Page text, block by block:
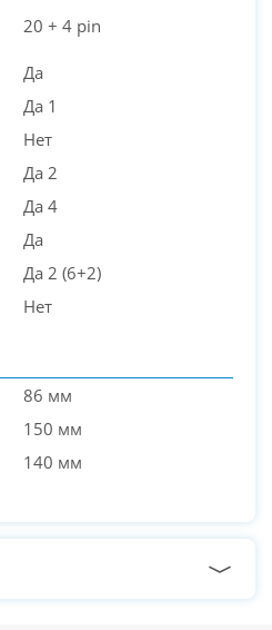
20 + 4 pin
Да
Да 1
Нет
Да 2
Да 4
Да
Да 2 (6+2)
Нет
86 мм
150 мм
140 мм